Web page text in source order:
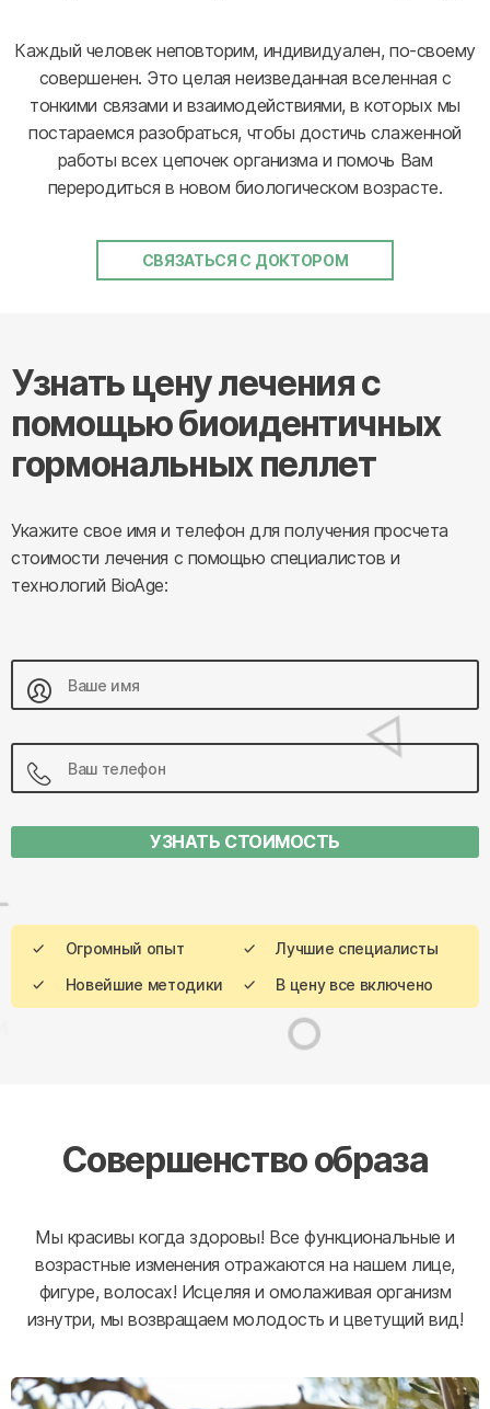
Каждый человек неповторим, индивидуален, по-своему
совершенен. Это целая неизведанная вселенная с
тонкими связами и взаимодействиями, в которых мы
постараемся разобраться, чтобы достичь слаженной
работы всех цепочек организма и помочь Вам
переродиться в новом биологическом возрасте.
СВЯЗАТЬСЯ С ДОКТОРОМ
Узнать цену лечения с
помощью биоидентичных
гормональных пеллет
Укажите свое имя и телефон для получения просчета
стоимости лечения с помощью специалистов и
технологий BioAge:
УЗНАТЬ СТОИМОСТЬ
Огромный опыт
Лучшие специалисты
Новейшие методики
В цену все включено
Совершенство образа
Мы красивы когда здоровы! Все функциональные и
возрастные изменения отражаются на нашем лице,
фигуре, волосах! Исцеляя и омолаживая организм
изнутри, мы возвращаем молодость и цветущий вид!